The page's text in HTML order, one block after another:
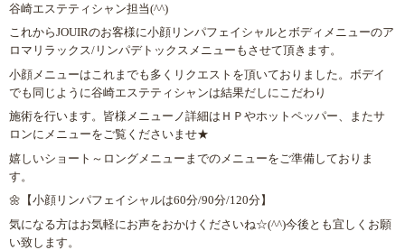
谷崎エステティシャン担当(^^)
これからJOUIRのお客様に小顔リンパフェイシャルとボディメニューのア
ロマリラックス/リンパデトックスメニューもさせて頂きます。
小顔メニューはこれまでも多くリクエストを頂いておりました。ボデイ
でも同じように谷崎エステティシャンは結果だしにこだわり
施術を行います。皆様メニューノ詳細はＨＰやホットペッパー、またサ
ロンにメニューをご覧くださいませ★
嬉しいショート～ロングメニューまでのメニューをご準備しておりま
す。
🌼【小顔リンパフェイシャルは60分/90分/120分】
気になる方はお気軽にお声をおかけくださいね☆(^^)今後とも宜しくお願
い致します。